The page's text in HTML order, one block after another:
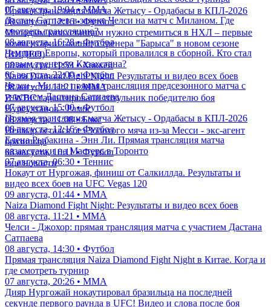
Прямая трансляция матча Жетысу - Ордабасы в КПЛ-2026
08 августа, 12:16 • Футбол
Молодым казахстанцам нужно стремиться в НХЛ – первые
комментарии главного тренера "Барыса" в новом сезоне
(ВИДЕО)
08 августа, 11:53 • Хоккей
Naiza Diamond Fight Night: Результаты и видео всех боев
08 августа, 11:21 • ММА
В WBC гарантировали титульник победителю боя
Нурсултанов - Рамос
08 августа, 11:08 • Бокс
Неймар остался без Золотого мяча из-за Месси - экс-агент
бразильца
08 августа, 10:11 • Футбол
еще новости
07 августа, 19:04 • ММА
Дастан Сатпаев в заявке Челси на матч с Миланом. Где
смотреть трансляцию?
08 августа, 16:28 • Футбол
Чемпион Европы, который провалился в сборной. Кто стал
новым тренером Казахстана?
06 августа, 22:00 • Футбол
Челси - Милан: прямая трансляция предсезонного матча с
участием Дастана Сатпаева
07 августа, 15:00 • Футбол
Прямая трансляция матча Жетысу - Ордабасы в КПЛ-2026
08 августа, 12:16 • Футбол
Елена Рыбакина - Энн Ли. Прямая трансляция матча
казахстанки на Мастерс в Торонто
07 августа, 06:30 • Теннис
Нокаут от Нургожая, финиш от Салкиллда. Результаты и
видео всех боев на UFC Vegas 120
09 августа, 01:44 • ММА
Naiza Diamond Fight Night: Результаты и видео всех боев
08 августа, 11:21 • ММА
Челси - Джохор: прямая трансляция матча с участием Дастана
Сатпаева
08 августа, 14:30 • Футбол
Прямая трансляция Naiza Diamond Fight Night в Китае. Когда и
где смотреть турнир
07 августа, 20:26 • ММА
Дияр Нургожай нокаутировал бразильца на последней
секунде первого раунда в UFC! Видео и слова после боя